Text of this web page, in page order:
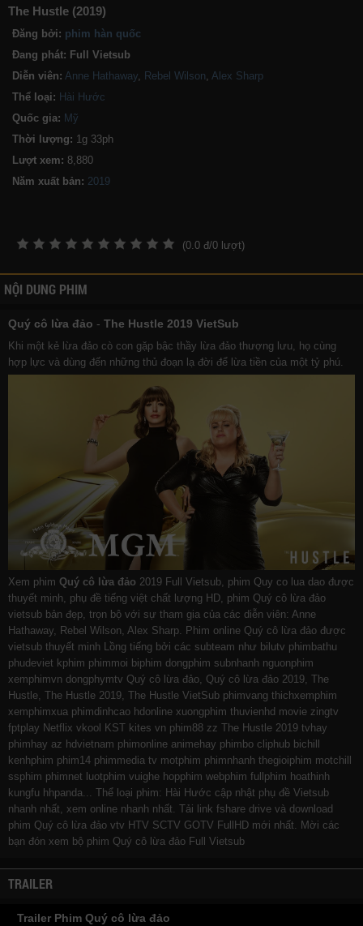
The Hustle (2019)
Đăng bởi: phim hàn quốc
Đang phát: Full Vietsub
Diễn viên: Anne Hathaway, Rebel Wilson, Alex Sharp
Thể loại: Hài Hước
Quốc gia: Mỹ
Thời lượng: 1g 33ph
Lượt xem: 8,880
Năm xuất bản:
(0.0 đ/0 lượt)
NỘI DUNG PHIM
Quý cô lừa đảo - The Hustle 2019 VietSub
Khi một kẻ lừa đảo cò con gặp bậc thầy lừa đảo thượng lưu, họ cùng
hợp lực và dùng đến những thủ đoạn lạ đời để lừa tiền của một tỷ phú.
Xem phim Quý cô lừa đảo 2019 Full Vietsub, phim Quy co lua dao được
thuyết minh, phụ đề tiếng việt chất lượng HD, phim Quý cô lừa đảo
vietsub bản đẹp, trọn bộ với sự tham gia của các diễn viên: Anne
Hathaway, Rebel Wilson, Alex Sharp. Phim online Quý cô lừa đảo được
vietsub thuyết minh Lồng tiếng bởi các subteam như bilutv phimbathu
phudeviet kphim phimmoi biphim dongphim subnhanh nguonphim
xemphimvn dongphymtv Quý cô lừa đảo, Quý cô lừa đảo 2019, The
Hustle, The Hustle 2019, The Hustle VietSub phimvang thichxemphim
xemphimxua phimdinhcao hdonline xuongphim thuvienhd movie zingtv
fptplay Netflix vkool KST kites vn phim88 zz The Hustle 2019 tvhay
phimhay az hdvietnam phimonline animehay phimbo cliphub bichill
kenhphim phim14 phimmedia tv motphim phimnhanh thegioiphim motchill
ssphim phimnet luotphim vuighe hopphim webphim fullphim hoathinh
kungfu hhpanda ... Thể loại phim: Hài Hước cập nhật phụ đề Vietsub
nhanh nhất, xem online nhanh nhất. Tải link fshare drive và download
phim Quý cô lừa đảo vtv HTV SCTV GOTV FullHD mới nhất. Mời các
bạn đón xem bộ phim Quý cô lừa đảo Full Vietsub
TRAILER
Trailer Phim Quý cô lừa đảo